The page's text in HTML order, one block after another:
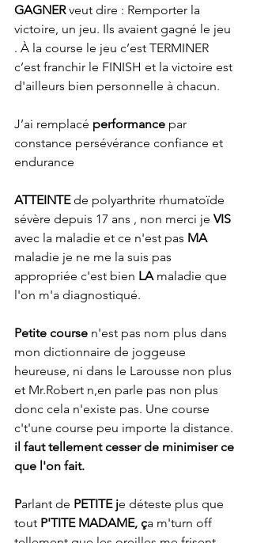
GAGNER veut dire : Remporter la
victoire, un jeu. Ils avaient gagné le jeu
. À la course le jeu c’est TERMINER
c’est franchir le FINISH et la victoire est
d'ailleurs bien personnelle à chacun.
J’ai remplacé performance par
constance persévérance confiance et
endurance
ATTEINTE de polyarthrite rhumatoïde
sévère depuis 17 ans , non merci je VIS
avec la maladie et ce n'est pas MA
maladie je ne me la suis pas
appropriée c'est bien LA maladie que
l'on m'a diagnostiqué.
Petite course n'est pas nom plus dans
mon dictionnaire de joggeuse
heureuse, ni dans le Larousse non plus
et Mr.Robert n,en parle pas non plus
donc cela n'existe pas. Une course
c't'une course peu importe la distance.
il faut tellement cesser de minimiser ce
que l'on fait.
Parlant de PETITE je déteste plus que
tout P'TITE MADAME, ça m'turn off